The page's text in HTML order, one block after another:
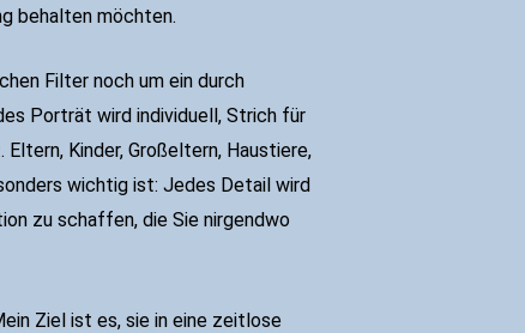
behalten möchten.
Filter noch um ein durch
Porträt wird individuell, Strich für
Kinder, Großeltern, Haustiere,
wichtig ist: Jedes Detail wird
zu schaffen, die Sie nirgendwo
Ziel ist es, sie in eine zeitlose